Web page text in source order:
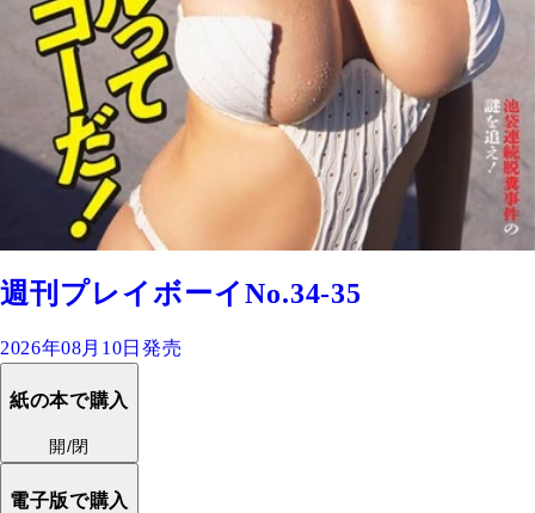
週刊プレイボーイNo.34-35
2026年08月10日発売
紙の本で購入
開/閉
電子版で購入